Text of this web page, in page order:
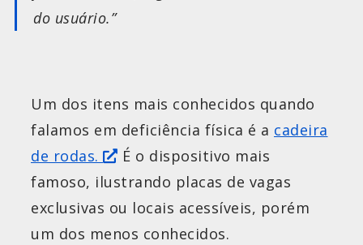
do usuário.”
Um dos itens mais conhecidos quando
falamos em deficiência física é a cadeira
de rodas.
É o dispositivo mais
famoso, ilustrando placas de vagas
exclusivas ou locais acessíveis, porém
um dos menos conhecidos.